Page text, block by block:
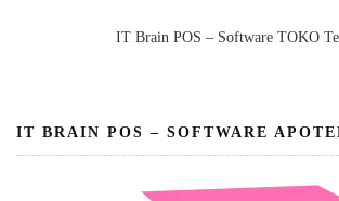
IT Brain POS – Software TOKO
IT BRAIN POS – SOFTWARE